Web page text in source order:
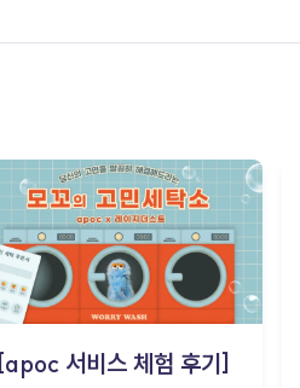
[apoc 서비스 체험 후기]